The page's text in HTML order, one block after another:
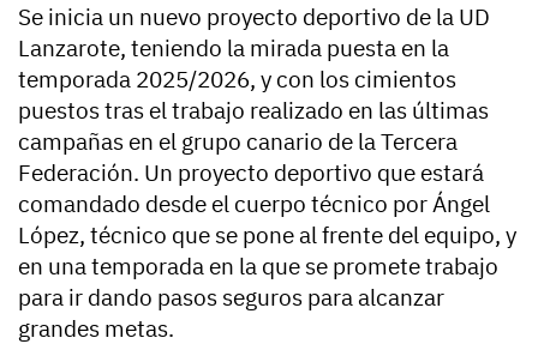
Se inicia un nuevo proyecto deportivo de la UD
Lanzarote, teniendo la mirada puesta en la
temporada 2025/2026, y con los cimientos
puestos tras el trabajo realizado en las últimas
campañas en el grupo canario de la Tercera
Federación. Un proyecto deportivo que estará
comandado desde el cuerpo técnico por Ángel
López, técnico que se pone al frente del equipo, y
en una temporada en la que se promete trabajo
para ir dando pasos seguros para alcanzar
grandes metas.